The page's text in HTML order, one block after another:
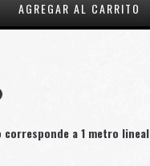
corresponde a 1 metro lineal